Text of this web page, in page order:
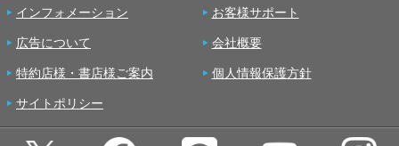
インフォメーション お客様サポート
広告について 会社概要
特約店様・書店様ご案内 個人情報保護方針
サイトポリシー